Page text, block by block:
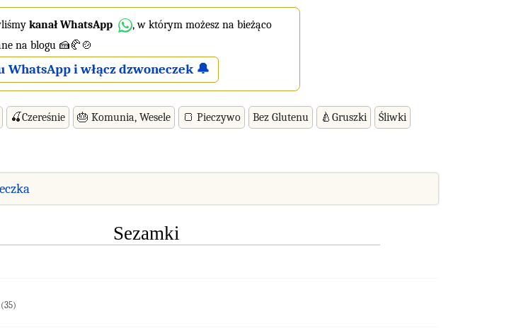
kanał WhatsApp
, w którym możesz na bieżąco
na blogu 🍰🥐🍲
WhatsApp i włącz dzwoneczek 🔔
🍒Czereśnie 🎂 Komunia, Wesele 🍞 Pieczywo Bez Glutenu 🍐Gruszki Śliwki
Sezamki
(35)